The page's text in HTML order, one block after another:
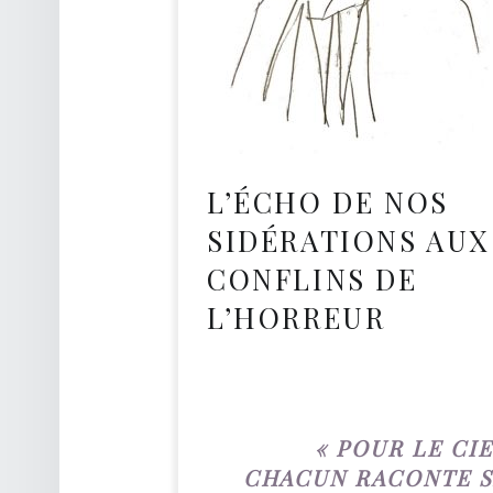
O
A
C
H
E
V
I
E
Développement Personnel
L’ÉCHO DE NOS
SIDÉRATIONS AUX
CONFLINS DE
L’HORREUR
« POUR LE
CHACUN RACONTE